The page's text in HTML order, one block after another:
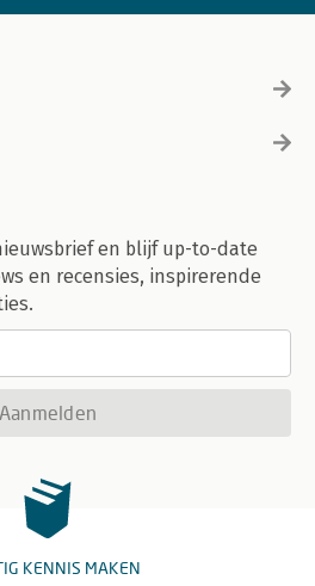
en blijf up-to-date
en recensies, inspirerende
Aanmelden
KENNIS MAKEN